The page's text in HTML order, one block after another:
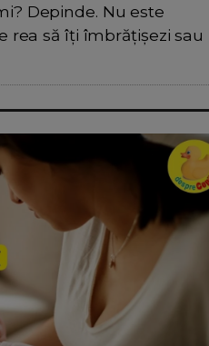
Depinde. Nu este
rea să îți îmbrățișezi sau